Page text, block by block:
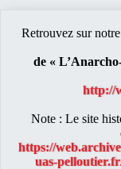
Retrouvez sur
de «
http://
Note : Le site
https://
uas-